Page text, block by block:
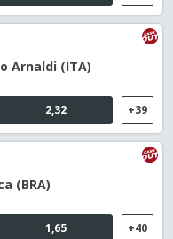
Arnaldi (ITA)
2,32 +39
(BRA)
1,65 +40